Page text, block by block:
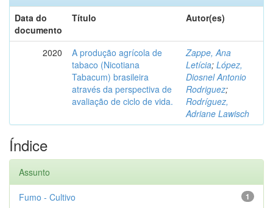
Data do
documento
Título Autor(es)
2020
A produção agrícola de
tabaco (Nicotiana
Tabacum) brasileira
através da perspectiva de
avaliação de ciclo de vida.
Zappe, Ana
Letícia; López,
Diosnel Antonio
Rodriguez;
Rodríguez,
Adriane Lawisch
Índice
Assunto
1
Fumo - Cultivo